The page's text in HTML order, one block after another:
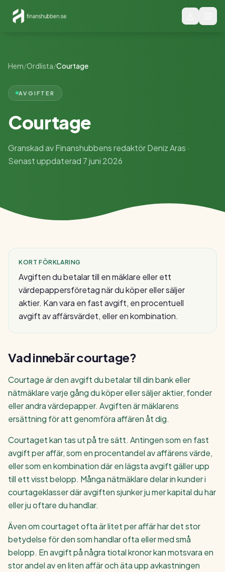
Hem/Ordlista/Courtage
AVGIFTER
Courtage
Granskad av Finanshubbens redaktör Deniz Aras ·
Senast uppdaterad 7 juni 2026
KORT FÖRKLARING
Avgiften du betalar till en mäklare eller ett
värdepappersföretag när du köper eller säljer
aktier. Kan vara en fast avgift, en procentuell
avgift av affärsvärdet, eller en kombination.
Vad innebärcourtage?
Courtage är den avgift du betalar till din bank eller
nätmäklare varje gång du köper eller säljer aktier, fonder
eller andra värdepapper. Avgiften är mäklarens
ersättning för att genomföra affären åt dig.
Courtaget kan tas ut på tre sätt. Antingen som en fast
avgift per affär, som en procentandel av affärens värde,
eller som en kombination där en lägsta avgift gäller upp
till ett visst belopp. Många nätmäklare delar in kunder i
courtageklasser där avgiften sjunker ju mer kapital du har
eller ju oftare du handlar.
Även om courtaget ofta är litet per affär har det stor
betydelse för den som handlar ofta eller med små
belopp. En avgift på några tiotal kronor kan motsvara en
stor andel av en liten affär och äta upp avkastningen